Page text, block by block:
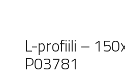
L-profiili –
P03781